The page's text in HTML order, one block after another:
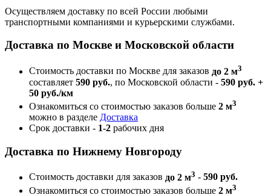
Осуществляем доставку по всей России любыми
транспортными компаниями и курьерскими службами.
Доставка по Москве и Московской области
Стоимость доставки по Москве для заказов до 2 м3
составляет 590 руб., по Московской области - 590 руб. +
50 руб./км
Ознакомиться со стоимостью заказов больше 2 м3
можно в разделе Доставка
Срок доставки - 1-2 рабочих дня
Доставка по Нижнему Новгороду
Стоимость доставки для заказов до 2 м3 - 590 руб.
Ознакомиться со стоимостью заказов больше 2 м3